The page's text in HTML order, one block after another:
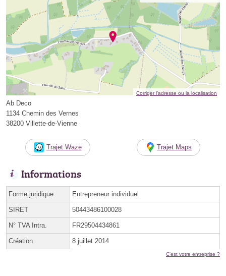
Corriger l’adresse ou la localisation
Ab Deco
1134 Chemin des Vernes
38200 Villette-de-Vienne
Trajet Waze Trajet Maps
Informations
Forme juridique Entrepreneur individuel
SIRET 50443486100028
N° TVA Intra. FR29504434861
Création 8 juillet 2014
C'est votre entreprise ?